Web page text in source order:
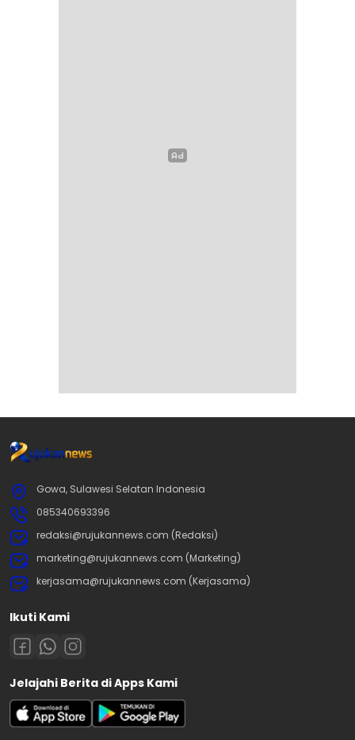
Gowa, Sulawesi Selatan Indonesia
085340693396
redaksi@rujukannews.com (Redaksi)
marketing@rujukannews.com (Marketing)
kerjasama@rujukannews.com (Kerjasama)
Ikuti Kami
Jelajahi Berita di Apps Kami